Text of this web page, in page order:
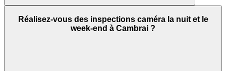
Réalisez-vous des inspections caméra la nuit et le
week-end à Cambrai ?